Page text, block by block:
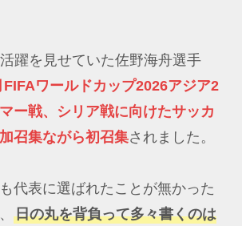
躍を見せていた佐野海舟選手
ワールドカップ2026アジア2
ー戦、シリア戦に向けたサッカ
召集ながら初召集されました。
代表に選ばれたことが無かった
日の丸を背負って多々書くのは